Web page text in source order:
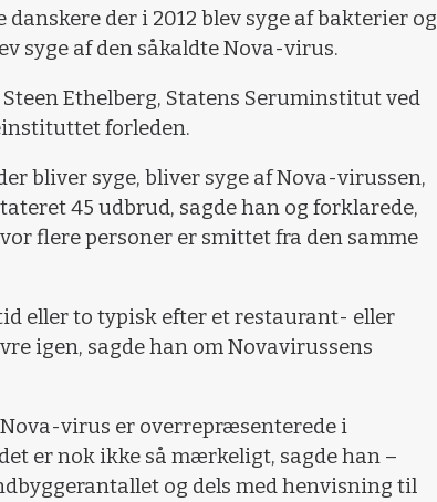
danskere der i 2012 blev syge af bakterier og
syge af den såkaldte Nova-virus.
Ethelberg, Statens Seruminstitut ved
forleden.
bliver syge, bliver syge af Nova-virussen,
45 udbrud, sagde han og forklarede,
flere personer er smittet fra den samme
eller to typisk efter et restaurant- eller
igen, sagde han om Novavirussens
virus er overrepræsenterede i
er nok ikke så mærkeligt, sagde han –
og dels med henvisning til